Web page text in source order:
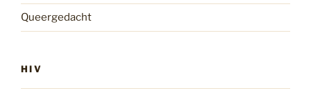
Queergedacht
HIV